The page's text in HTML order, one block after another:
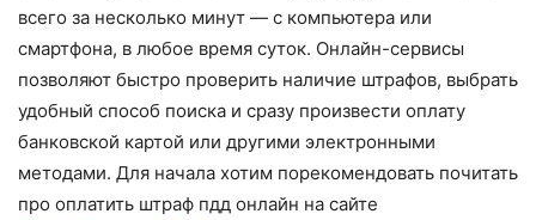
всего за несколько минут — с компьютера или
смартфона, в любое время суток. Онлайн-сервисы
позволяют быстро проверить наличие штрафов, выбрать
удобный способ поиска и сразу произвести оплату
банковской картой или другими электронными
методами. Для начала хотим порекомендовать почитать
про оплатить штраф пдд онлайн на сайте